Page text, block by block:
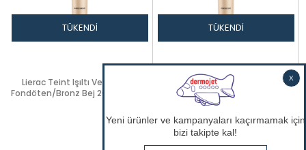
TÜKENDI
Lierac Teint Işıltı Veren Fluid
Fondöten/Bronz Bej 20 Spf 30 ml
TÜKENDI
Lierac Teint Işıltı Veren,Fluid
Fondöten/Gold Bej 20 Spf 30 ml